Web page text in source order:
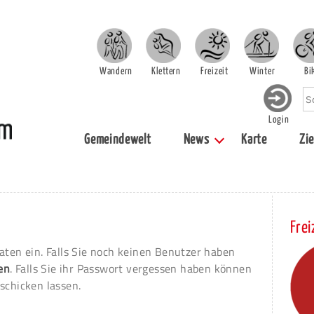
Wandern Klettern Freizeit Winter
Login
Gemeindewelt News Karte
ein. Falls Sie noch keinen Benutzer haben
. Falls Sie ihr Passwort vergessen haben können
lassen.